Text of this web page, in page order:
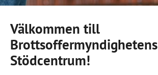
Välkommen till
Brottsoffermyndighetens
Stödcentrum!